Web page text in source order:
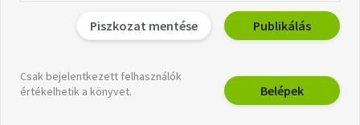
Piszkozat mentése Publikálás
Csak bejelentkezett felhasználók
értékelhetik a könyvet.
Belépek